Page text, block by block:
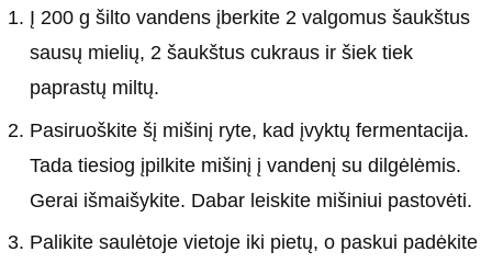
Į 200 g šilto vandens įberkite 2 valgomus šaukštus
sausų mielių, 2 šaukštus cukraus ir šiek tiek
paprastų miltų.
Pasiruoškite šį mišinį ryte, kad įvyktų fermentacija.
Tada tiesiog įpilkite mišinį į vandenį su dilgėlėmis.
Gerai išmaišykite. Dabar leiskite mišiniui pastovėti.
Palikite saulėtoje vietoje iki pietų, o paskui padėkite